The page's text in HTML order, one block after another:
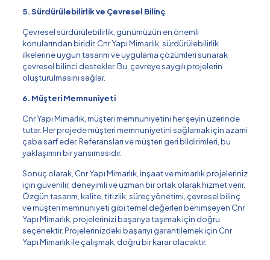
5. Sürdürülebilirlik ve Çevresel Bilinç
Çevresel sürdürülebilirlik, günümüzün en önemli
konularından biridir. Cnr Yapı Mimarlık, sürdürülebilirlik
ilkelerine uygun tasarım ve uygulama çözümleri sunarak
çevresel bilinci destekler. Bu, çevreye saygılı projelerin
oluşturulmasını sağlar.
6. Müşteri Memnuniyeti
Cnr Yapı Mimarlık, müşteri memnuniyetini her şeyin üzerinde
tutar. Her projede müşteri memnuniyetini sağlamak için azami
çaba sarf eder. Referansları ve müşteri geri bildirimleri, bu
yaklaşımın bir yansımasıdır.
Sonuç olarak, Cnr Yapı Mimarlık, inşaat ve mimarlık projeleriniz
için güvenilir, deneyimli ve uzman bir ortak olarak hizmet verir.
Özgün tasarım, kalite, titizlik, süreç yönetimi, çevresel bilinç
ve müşteri memnuniyeti gibi temel değerleri benimseyen Cnr
Yapı Mimarlık, projelerinizi başarıya taşımak için doğru
seçenektir. Projelerinizdeki başarıyı garantilemek için Cnr
Yapı Mimarlık ile çalışmak, doğru bir karar olacaktır.